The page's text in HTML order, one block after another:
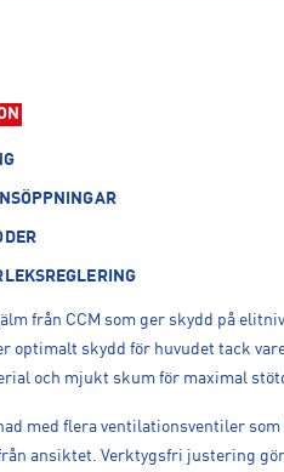
från CCM som ger skydd på
optimalt skydd för huvudet tack
och mjukt skum för maximal
med flera ventilationsventiler
ansiktet. Verktygsfri justering